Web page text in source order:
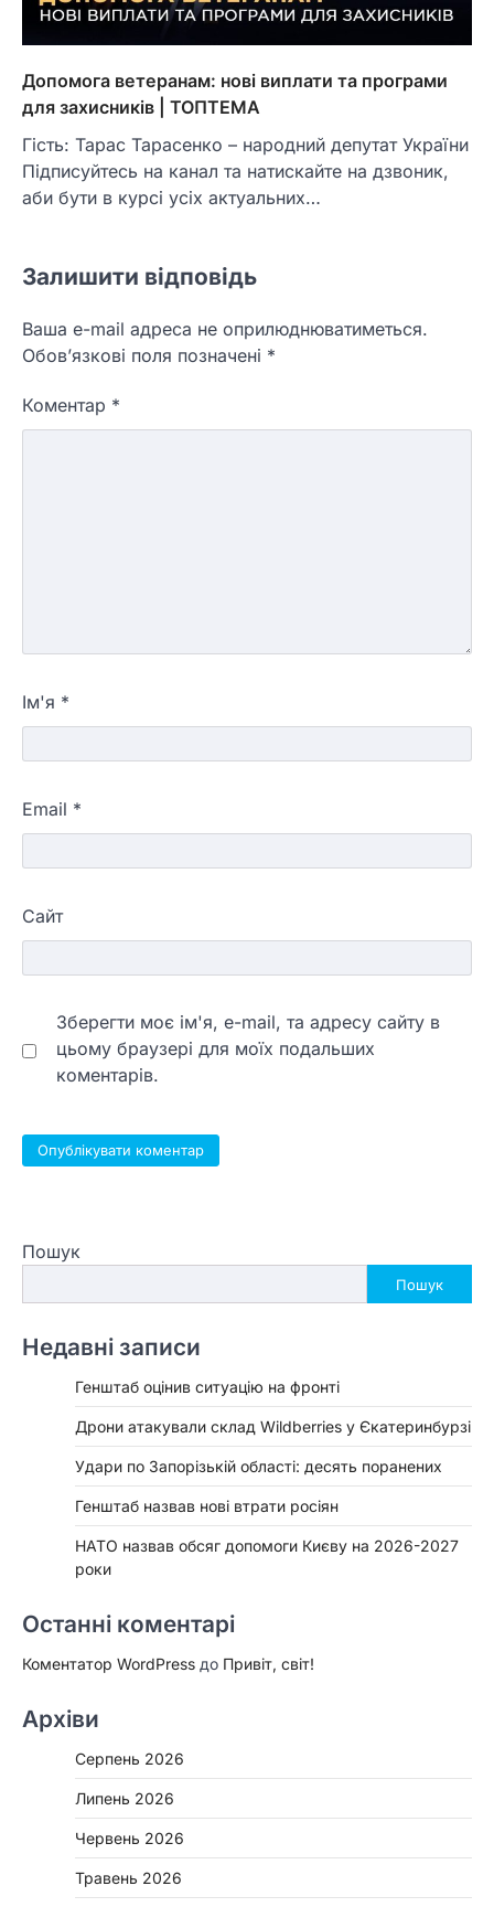
Допомога ветеранам: нові виплати та програми
для захисників | ТОПТЕМА
Гість: Тарас Тарасенко – народний депутат України
Підписуйтесь на канал та натискайте на дзвоник,
аби бути в курсі усіх актуальних…
Залишити відповідь
Ваша e-mail адреса не оприлюднюватиметься.
Обов’язкові поля позначені *
Коментар *
Ім'я *
Email *
Сайт
Зберегти моє ім'я, e-mail, та адресу сайту в
цьому браузері для моїх подальших
коментарів.
Пошук
Пошук
Недавні записи
Генштаб оцінив ситуацію на фронті
Дрони атакували склад Wildberries у Єкатеринбурзі
Удари по Запорізькій області: десять поранених
Генштаб назвав нові втрати росіян
НАТО назвав обсяг допомоги Києву на 2026-2027
роки
Останні коментарі
Коментатор WordPress до Привіт, світ!
Архіви
Серпень 2026
Липень 2026
Червень 2026
Травень 2026